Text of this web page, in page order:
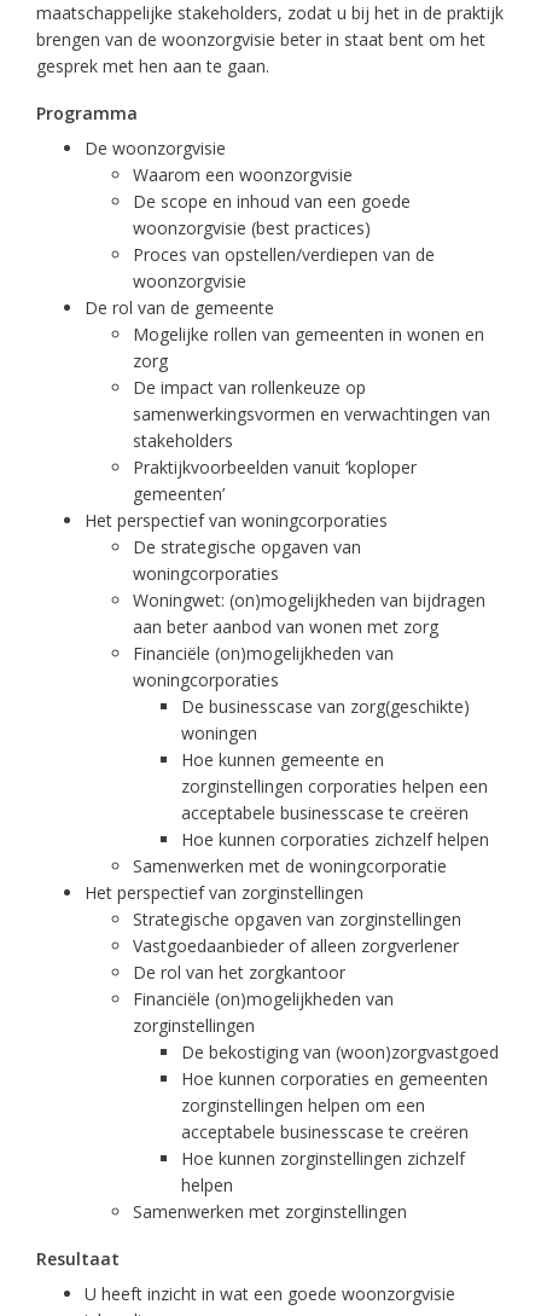
maatschappelijke stakeholders, zodat u bij het in de praktijk
brengen van de woonzorgvisie beter in staat bent om het
gesprek met hen aan te gaan.
Programma
De woonzorgvisie
Waarom een woonzorgvisie
De scope en inhoud van een goede
woonzorgvisie (best practices)
Proces van opstellen/verdiepen van de
woonzorgvisie
De rol van de gemeente
Mogelijke rollen van gemeenten in wonen en
zorg
De impact van rollenkeuze op
samenwerkingsvormen en verwachtingen van
stakeholders
Praktijkvoorbeelden vanuit ‘koploper
gemeenten’
Het perspectief van woningcorporaties
De strategische opgaven van
woningcorporaties
Woningwet: (on)mogelijkheden van bijdragen
aan beter aanbod van wonen met zorg
Financiële (on)mogelijkheden van
woningcorporaties
De businesscase van zorg(geschikte)
woningen
Hoe kunnen gemeente en
zorginstellingen corporaties helpen een
acceptabele businesscase te creëren
Hoe kunnen corporaties zichzelf helpen
Samenwerken met de woningcorporatie
Het perspectief van zorginstellingen
Strategische opgaven van zorginstellingen
Vastgoedaanbieder of alleen zorgverlener
De rol van het zorgkantoor
Financiële (on)mogelijkheden van
zorginstellingen
De bekostiging van (woon)zorgvastgoed
Hoe kunnen corporaties en gemeenten
zorginstellingen helpen om een
acceptabele businesscase te creëren
Hoe kunnen zorginstellingen zichzelf
helpen
Samenwerken met zorginstellingen
Resultaat
U heeft inzicht in wat een goede woonzorgvisie